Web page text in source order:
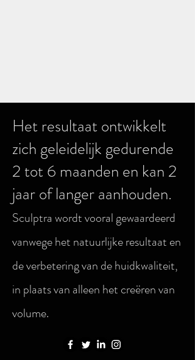
Het resultaat ontwikkelt
zich geleidelijk gedurende
2 tot 6 maanden en kan 2
jaar of langer aanhouden.
Sculptra wordt vooral gewaardeerd
vanwege het natuurlijke resultaat en
de verbetering van de huidkwaliteit,
in plaats van alleen het creëren van
volume.